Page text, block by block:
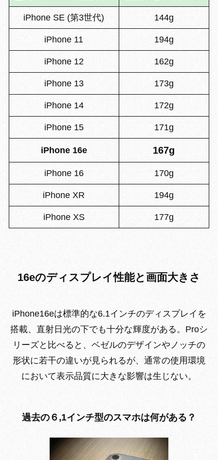
iPhone SE (第3世代) 144g
iPhone 11 194g
iPhone 12 162g
iPhone 13 173g
iPhone 14 172g
iPhone 15 171g
iPhone 16e 167g
iPhone 16 170g
iPhone XR 194g
iPhone XS 177g
16eのディスプレイ性能と画面大きさ
iPhone16eは標準的な6.1インチのディスプレイを
搭載、直射日光の下でも十分な輝度がある。Proシ
リーズと比べると、ベゼルのデザインやノッチの
形状に若干の違いが見られるが、通常の使用環境
において表示品質に大きな影響は生じない。
過去の６,1インチ型のスマホは何がある？